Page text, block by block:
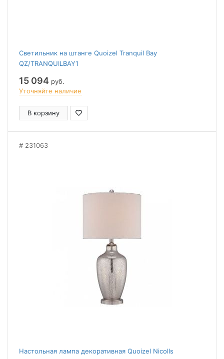
Светильник на штанге Quoizel Tranquil Bay
QZ/TRANQUILBAY1
15 094 руб.
Уточняйте наличие
В корзину
231063
Настольная лампа декоративная Quoizel Nicolls